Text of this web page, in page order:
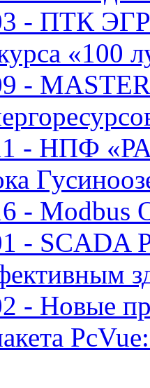
- ПТК ЭГР
«100
-
- НПФ
- Modbus
- SCADA
- Новые